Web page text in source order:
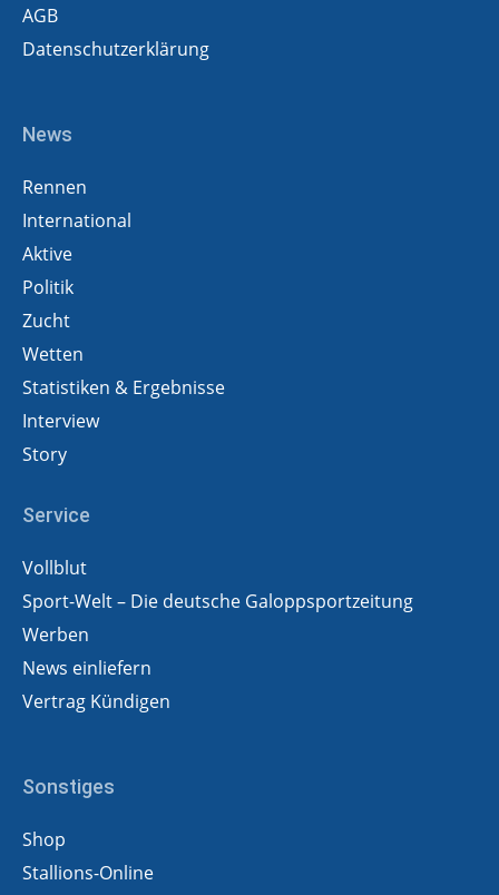
AGB
Datenschutzerklärung
News
Rennen
International
Aktive
Politik
Zucht
Wetten
Statistiken & Ergebnisse
Interview
Story
Service
Vollblut
Sport-Welt – Die deutsche Galoppsportzeitung
Werben
News einliefern
Vertrag Kündigen
Sonstiges
Shop
Stallions-Online